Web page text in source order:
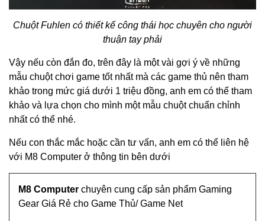
Chuột Fuhlen có thiết kế công thái học chuyên cho người
thuận tay phải
Vậy nếu còn đắn đo, trên đây là một vài gợi ý về những
mẫu chuột chơi game tốt nhất mà các game thủ nên tham
khảo trong mức giá dưới 1 triệu đồng, anh em có thể tham
khảo và lựa chọn cho mình một mẫu chuột chuẩn chỉnh
nhất có thể nhé.
Nếu con thắc mắc hoặc cần tư vấn, anh em có thể liên hệ
với M8 Computer ở thông tin bên dưới
M8 Computer chuyên cung cấp sản phẩm Gaming
Gear Giá Rẻ cho Game Thủ/ Game Net